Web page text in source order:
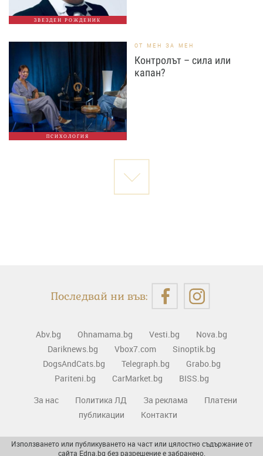
ЗВЕЗДЕН РОЖДЕНИК
ПСИХОЛОГИЯ
ОТ МЕН ЗА МЕН
Контролът – сила или
капан?
Последвай ни във:
Abv.bg Ohnamama.bg Vesti.bg
Nova.bg
Dariknews.bg
Vbox7.com
Sinoptik.bg
DogsAndCats.bg
Telegraph.bg
Grabo.bg
Pariteni.bg
CarMarket.bg
BISS.bg
За нас
Политика ЛД За реклама
Платени
публикации
Контакти
Използването или публикуването на част или цялостно съдържание от
сайта Edna.bg без разрешение е забранено.